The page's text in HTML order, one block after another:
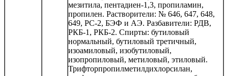
мезитила, пентадиен-1,3, пропиламин,
пропилен. Растворители: № 646, 647, 648,
649, РС-2, БЭФ и АЭ. Разбавители: РДВ,
РКБ-1, РКБ-2. Спирты: бутиловый
нормальный, бутиловый третичный,
изоамиловый, изобутиловый,
изопропиловый, метиловый, этиловый.
Трифторпропилметилдихлорсилан,